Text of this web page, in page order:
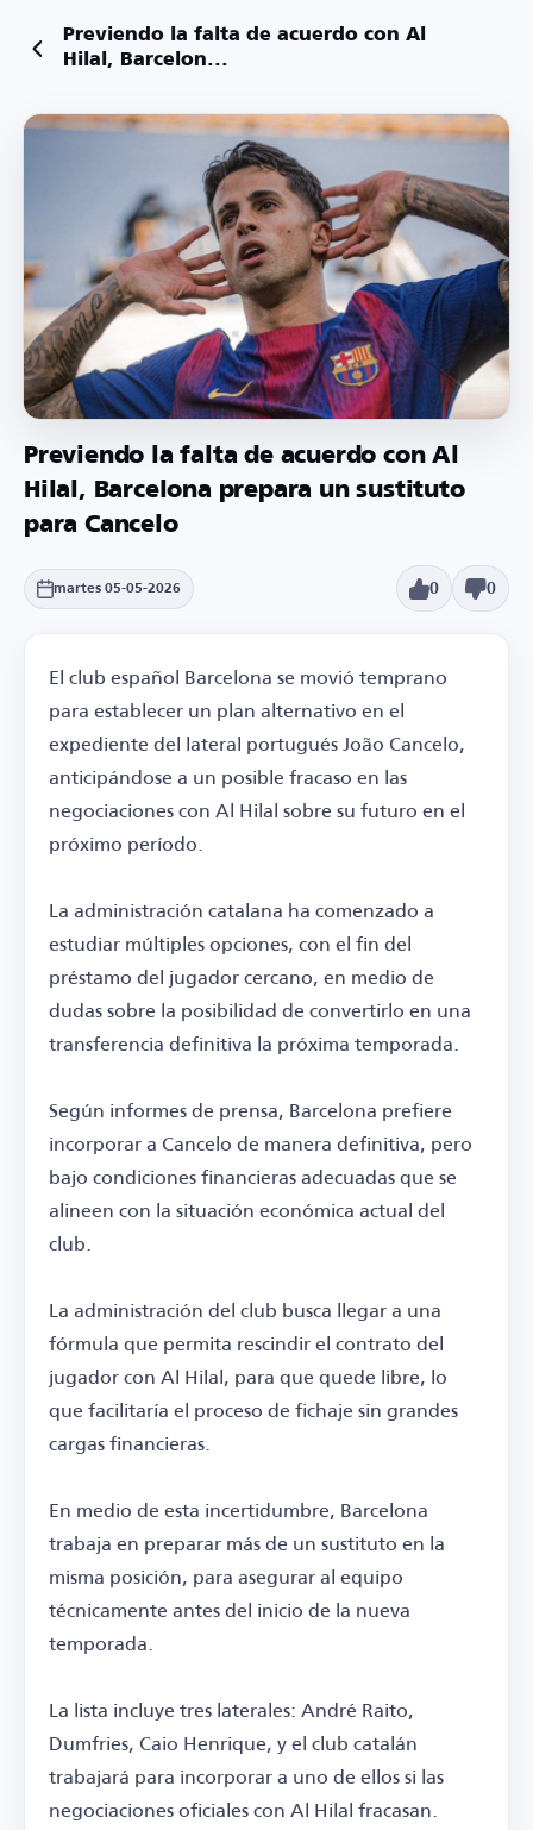
Previendo la falta de acuerdo con Al
Hilal, Barcelon...
Previendo la falta de acuerdo con Al
Hilal, Barcelona prepara un sustituto
para Cancelo
martes 05-05-2026 0 0
El club español Barcelona se movió temprano
para establecer un plan alternativo en el
expediente del lateral portugués João Cancelo,
anticipándose a un posible fracaso en las
negociaciones con Al Hilal sobre su futuro en el
próximo período.
La administración catalana ha comenzado a
estudiar múltiples opciones, con el fin del
préstamo del jugador cercano, en medio de
dudas sobre la posibilidad de convertirlo en una
transferencia definitiva la próxima temporada.
Según informes de prensa, Barcelona prefiere
incorporar a Cancelo de manera definitiva, pero
bajo condiciones financieras adecuadas que se
alineen con la situación económica actual del
club.
La administración del club busca llegar a una
fórmula que permita rescindir el contrato del
jugador con Al Hilal, para que quede libre, lo
que facilitaría el proceso de fichaje sin grandes
cargas financieras.
En medio de esta incertidumbre, Barcelona
trabaja en preparar más de un sustituto en la
misma posición, para asegurar al equipo
técnicamente antes del inicio de la nueva
temporada.
La lista incluye tres laterales: André Raito,
Dumfries, Caio Henrique, y el club catalán
trabajará para incorporar a uno de ellos si las
negociaciones oficiales con Al Hilal fracasan.